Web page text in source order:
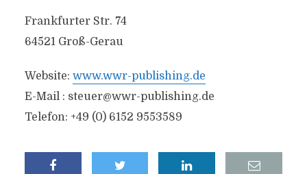
Frankfurter Str. 74
64521 Groß-Gerau
Website: www.wwr-publishing.de
E-Mail : steuer@wwr-publishing.de
Telefon: +49 (0) 6152 9553589